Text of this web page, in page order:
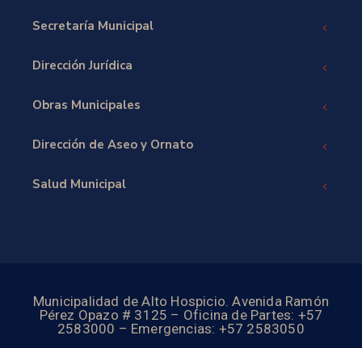
Secretaría Municipal
Dirección Jurídica
Obras Municipales
Dirección de Aseo y Ornato
Salud Municipal
Municipalidad de Alto Hospicio. Avenida Ramón
Pérez Opazo # 3125 – Oficina de Partes: +57
2583000 – Emergencias: +57 2583050